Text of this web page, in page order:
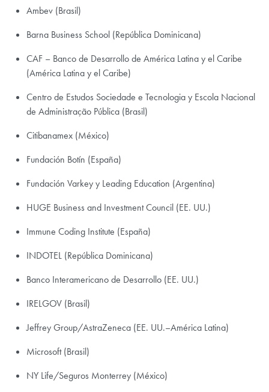
Ambev (Brasil)
Barna Business School (República Dominicana)
CAF – Banco de Desarrollo de América Latina y el Caribe
(América Latina y el Caribe)
Centro de Estudos Sociedade e Tecnologia y Escola Nacional
de Administração Pública (Brasil)
Citibanamex (México)
Fundación Botín (España)
Fundación Varkey y Leading Education (Argentina)
HUGE Business and Investment Council (EE. UU.)
Immune Coding Institute (España)
INDOTEL (República Dominicana)
Banco Interamericano de Desarrollo (EE. UU.)
IRELGOV (Brasil)
Jeffrey Group/AstraZeneca (EE. UU.–América Latina)
Microsoft (Brasil)
NY Life/Seguros Monterrey (México)